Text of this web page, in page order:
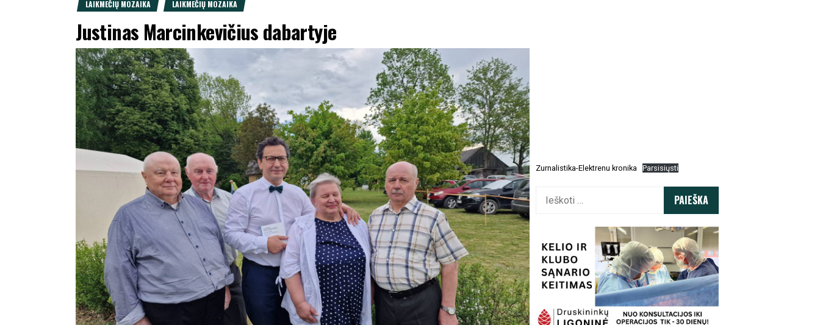
LAIKMEČIŲ MOZAIKA LAIKMEČIŲ MOZAIKA
Justinas Marcinkevičius dabartyje
Zurnalistika-Elektrenu kronika Parsisiųsti
Ieškoti: